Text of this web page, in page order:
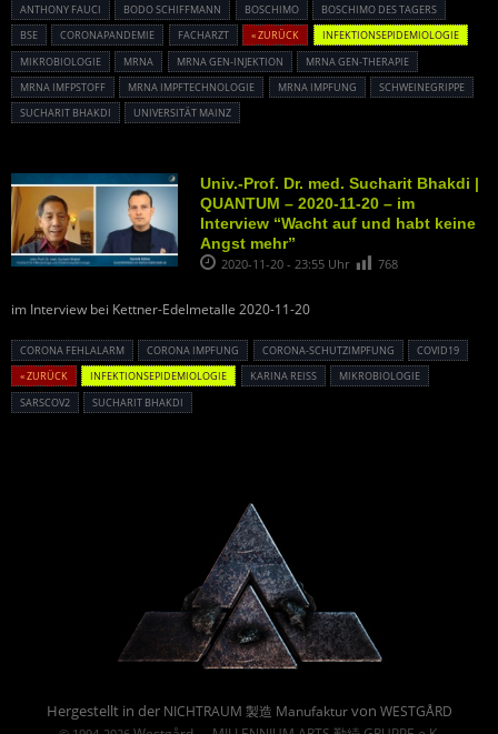
ANTHONY FAUCI BODO SCHIFFMANN BOSCHIMO
BOSCHIMO DES TAGERS
BSE
CORONAPANDEMIE FACHARZT « ZURÜCK
INFEKTIONSEPIDEMIOLOGIE
MIKROBIOLOGIE
MRNA MRNA GEN-INJEKTION
MRNA GEN-THERAPIE
MRNA IMFPSTOFF
MRNA IMPFTECHNOLOGIE MRNA IMPFUNG
SCHWEINEGRIPPE
SUCHARIT BHAKDI
UNIVERSITÄT MAINZ
Univ.-Prof. Dr. med. Sucharit Bhakdi |
QUANTUM – 2020-11-20 – im
Interview “Wacht auf und habt keine
Angst mehr”
2020-11-20 - 23:55 Uhr 768
im Interview bei Kettner-Edelmetalle 2020-11-20
CORONA FEHLALARM CORONA IMPFUNG CORONA-SCHUTZIMPFUNG
COVID19
« ZURÜCK
INFEKTIONSEPIDEMIOLOGIE KARINA REISS
MIKROBIOLOGIE
SARSCOV2
SUCHARIT BHAKDI
Hergestellt in der NICHTRAUM 製造 Manufakturvon WESTGÅRD
Powered By :